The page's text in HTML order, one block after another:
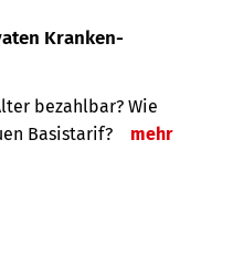
Kranken­
bezahlbar? Wie
Basistarif?
mehr